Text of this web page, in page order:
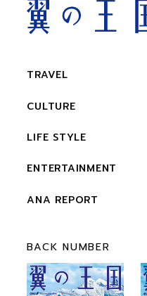
TRAVEL
CULTURE
LIFE STYLE
ENTERTAINMENT
ANA REPORT
BACK NUMBER